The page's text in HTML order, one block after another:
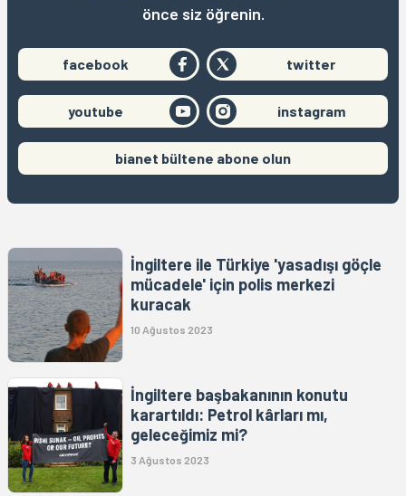
önce siz öğrenin.
facebook twitter
youtube instagram
bianet bültene abone olun
İngiltere ile Türkiye 'yasadışı göçle
mücadele' için polis merkezi
kuracak
10 Ağustos 2023
İngiltere başbakanının konutu
karartıldı: Petrol kârları mı,
geleceğimiz mi?
3 Ağustos 2023